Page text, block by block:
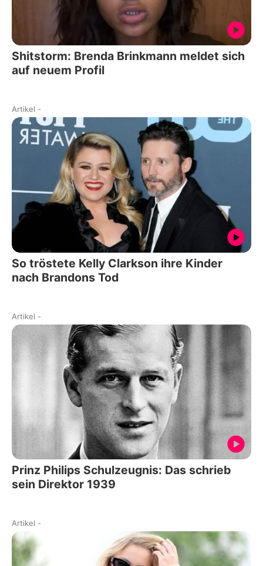
Shitstorm: Brenda Brinkmann meldet sich
auf neuem Profil
Artikel -
So tröstete Kelly Clarkson ihre Kinder
nach Brandons Tod
Artikel -
Prinz Philips Schulzeugnis: Das schrieb
sein Direktor 1939
Artikel -